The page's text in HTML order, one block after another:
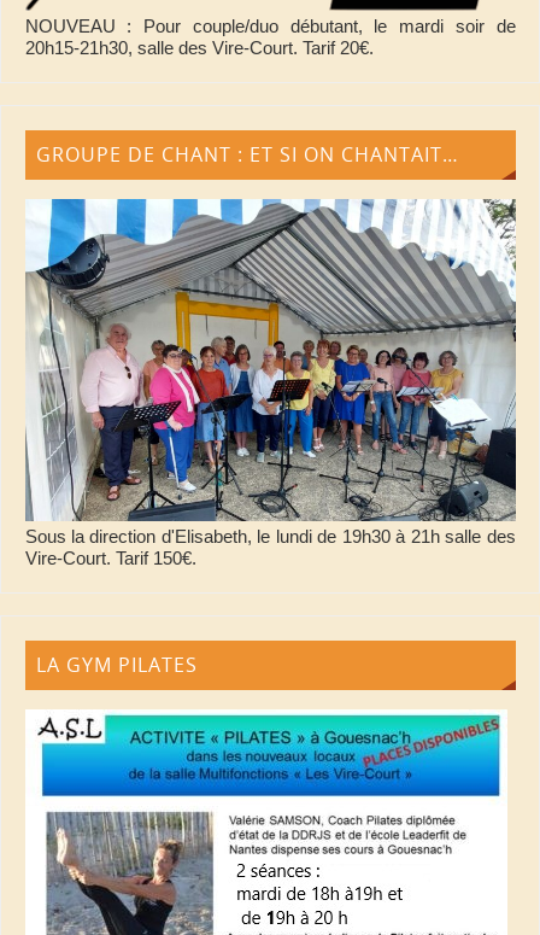
NOUVEAU : Pour couple/duo débutant, le mardi soir de
20h15-21h30, salle des Vire-Court. Tarif 20€.
GROUPE DE CHANT : ET SI ON CHANTAIT…
Sous la direction d'Elisabeth, le lundi de 19h30 à 21h salle des
Vire-Court. Tarif 150€.
LA GYM PILATES